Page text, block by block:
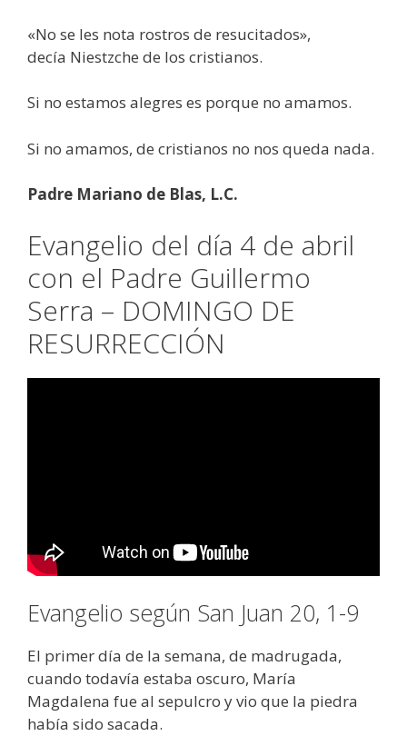
«No se les nota rostros de resucitados»,
decía Niestzche de los cristianos.
Si no estamos alegres es porque no amamos.
Si no amamos, de cristianos no nos queda nada.
Padre Mariano de Blas, L.C.
Evangelio del día 4 de abril
con el Padre Guillermo
Serra – DOMINGO DE
RESURRECCIÓN
Evangelio según San Juan 20, 1-9
El primer día de la semana, de madrugada,
cuando todavía estaba oscuro, María
Magdalena fue al sepulcro y vio que la piedra
había sido sacada.